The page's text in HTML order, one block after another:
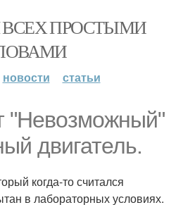
ПРОСТЫМИ
новости статьи
"Невозможный"
двигатель.
когда-то считался
в лабораторных условиях.